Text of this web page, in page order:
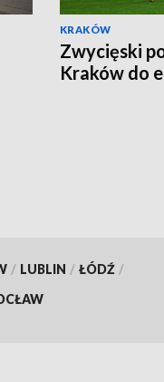
KRAKÓW
Zwycięski
Kraków do
/ LUBLIN / ŁÓDŹ /